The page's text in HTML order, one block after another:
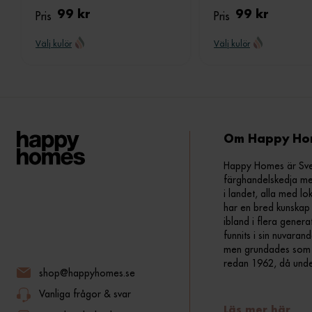
Pris 99 kr
Välj kulör
Pris 99 kr
Välj kulör
shop@happyhomes.se
Vanliga frågor & svar
Om Happy
Happy Homes är
färghandelskedja
i landet, alla med
har en bred
ibland i flera
funnits i sin
men grundades
redan 1962, då